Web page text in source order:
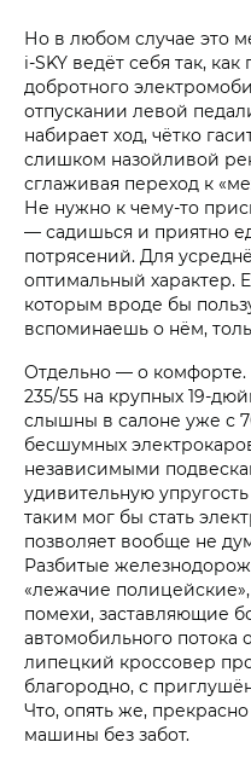
Но в любом случае это
i‑SKY ведёт себя так,
добротного
отпускании левой
набирает ход, чётко
слишком назойливой
сглаживая переход к
Не нужно к чему-то
— садишься и приятно
потрясений. Для
оптимальный характер.
которым вроде бы
вспоминаешь о нём,
Отдельно — о
235/55 на крупных 19-
слышны в салоне уже с
бесшумных
независимыми
удивительную
таким мог бы стать
позволяет вообще не
Разбитые
«лежачие
помехи, заставляющие
автомобильного потока
липецкий кроссовер
благородно, с
Что, опять же,
машины без забот.